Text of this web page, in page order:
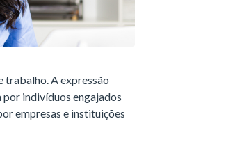
trabalho. A expressão
indivíduos engajados
empresas e instituições